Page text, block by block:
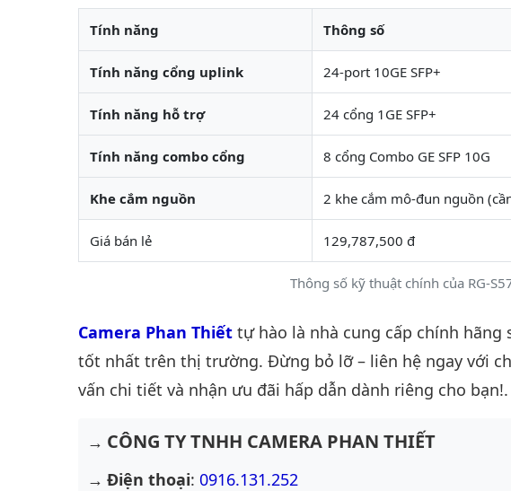
Thông số kỹ thuật chính của RG-
Tính năng Thông số
Tính năng cổng uplink 24-port 10GE SFP+
Tính năng hỗ trợ 24 cổng 1GE SFP+
Tính năng combo cổng 8 cổng Combo GE SFP 10G
Khe cắm nguồn 2 khe cắm mô-đun nguồn
Giá bán lẻ 129,787,500 đ
Camera Phan Thiết tự hào là nhà cung cấp chính hãng
tốt nhất trên thị trường. Đừng bỏ lỡ – liên hệ ngay với
vấn chi tiết và nhận ưu đãi hấp dẫn dành riêng cho bạn!.
CÔNG TY TNHH CAMERA PHAN THIẾT
Điện thoại: 0916.131.252